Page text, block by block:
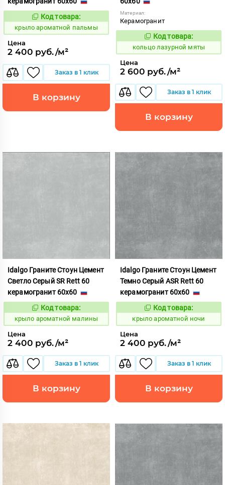
828442
Код товара:
крыло ароматной пальмы
Цена
2 400 руб./м²
Заказ в 1 клик
В корзину
Материал:
Керамогранит
739556
Код товара:
кольцо лазурной мяты
Цена
2 600 руб./м²
Заказ в 1 клик
В корзину
Idalgo Граните Стоун Цемент
Светло Серый SR Rett 60
керамогранит 60x60
828421
Код товара:
крыло ароматной малины
Цена
2 400 руб./м²
Заказ в 1 клик
В корзину
Idalgo Граните Стоун Цемент
Темно Серый ASR Rett 60
керамогранит 60x60
828436
Код товара:
крыло ароматной ночи
Цена
2 400 руб./м²
Заказ в 1 клик
В корзину